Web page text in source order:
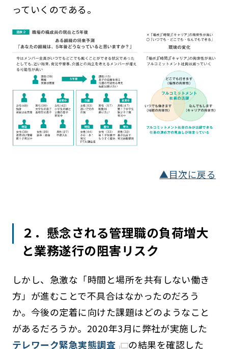
っていくのである。
▲目次に戻る
２．懸念される管理職の負荷増大
と業務遂行の阻害リスク
しかし、急激な「時間と場所を共有しない働き
方」が進むことで不具合はなかったのだろう
か。今後の定着に向けた課題はどのようなこと
があるだろうか。2020年3月に弊社が実施した
テレワーク緊急実態調査
の結果を確認した